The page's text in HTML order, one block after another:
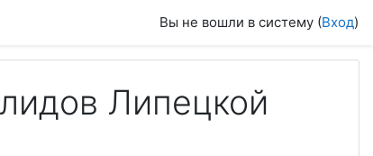
Вы не вошли в систему (Вход)
Липецкой